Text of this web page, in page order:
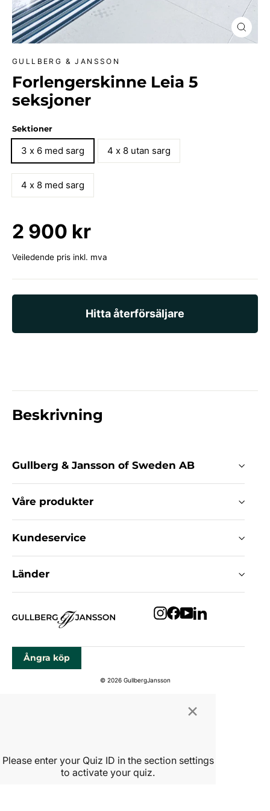
lukk
(esc)
GULLBERG & JANSSON
Forlengerskinne Leia 5
seksjoner
Sektioner
3 x 6 med sarg 4 x 8 utan sarg
4 x 8 med sarg
Vanlig
pris
2 900 kr
Veiledende pris inkl. mva
Hitta återförsäljare
Beskrivning
Gullberg & Jansson of Sweden AB
Våre produkter
Kundeservice
Länder
Instagram
Facebook
YouTube
LinkedIn
Ångra köp
© 2026 GullbergJansson
×